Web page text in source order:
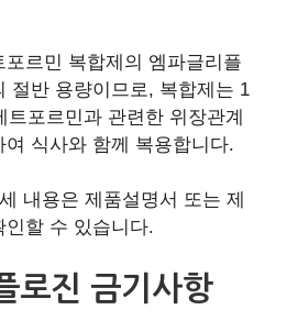
르민 복합제의 엠파글리플
절반 용량이므로, 복합제는 1
트포르민과 관련한 위장관계
식사와 함께 복용합니다.
내용은 제품설명서 또는 제
할 수 있습니다.
로진 금기사항